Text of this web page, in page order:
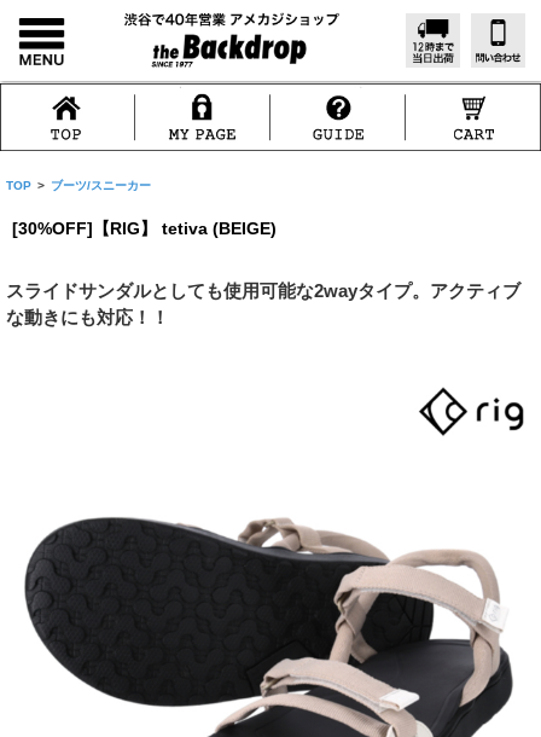
TOP > ブーツ/スニーカー
[30%OFF]【RIG】 tetiva (BEIGE)
スライドサンダルとしても使用可能な2wayタイプ。アクティブ
な動きにも対応！！